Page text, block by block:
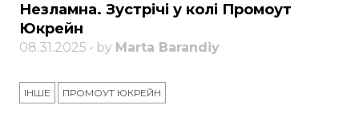
Незламна. Зустрічі у колі Промоут
Юкрейн
08.31.2025 • by Marta Barandiy
ІНШЕ ПРОМОУТ ЮКРЕЙН